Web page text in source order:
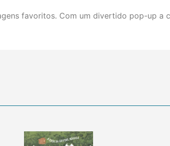
favoritos. Com um divertido pop-up a